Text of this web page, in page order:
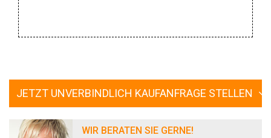
JETZT UNVERBINDLICH KAUFANFRAGE STELLEN
WIR BERATEN SIE GERNE!